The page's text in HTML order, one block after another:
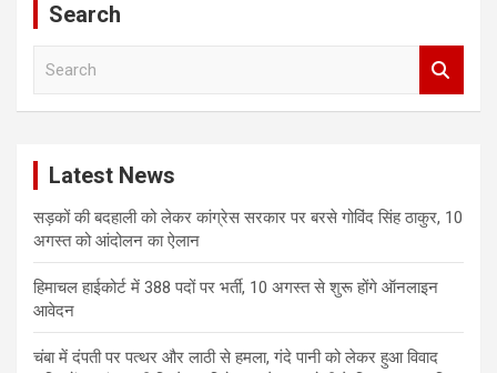
Search
Latest News
सड़कों की बदहाली को लेकर कांग्रेस सरकार पर बरसे गोविंद सिंह ठाकुर, 10
अगस्त को आंदोलन का ऐलान
हिमाचल हाईकोर्ट में 388 पदों पर भर्ती, 10 अगस्त से शुरू होंगे ऑनलाइन
आवेदन
चंबा में दंपती पर पत्थर और लाठी से हमला, गंदे पानी को लेकर हुआ विवाद